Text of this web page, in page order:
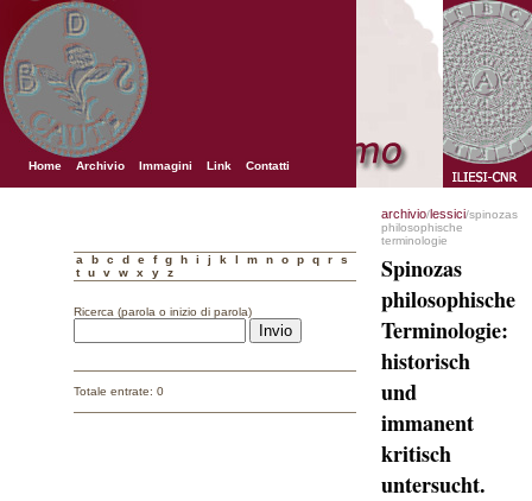
Home Archivio Immagini Link Contatti
a b c d e f g h i j k l m n o p q r
s
t
u v w x y z
Ricerca (parola o inizio di parola)
Totale entrate: 0
archivio/lessici/spinozas
philosophische
terminologie
Spinozas
philosophische
Terminologie:
historisch
und
immanent
kritisch
untersucht.